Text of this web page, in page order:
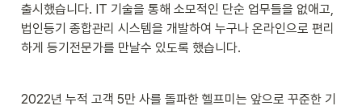
출시했습니다. IT 기술을 통해 소모적인 단순 업무들을 없애고,
법인등기 종합관리 시스템을 개발하여 누구나 온라인으로 편리
하게 등기전문가를 만날수 있도록 했습니다.
2022년 누적 고객 5만 사를 돌파한 헬프미는 앞으로 꾸준한 기